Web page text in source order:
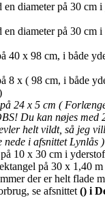
diameter på 30 cm
diameter på 30 cm
40 x 98 cm, i både
8 x ( 98 cm, i både
24 x 5 cm (
Du kan nøjes med
helt vildt, så jeg
nede i afsnittet Lynlås )
10 x 30 cm i
på 30 x 1,40
der er helt flade
se afsnittet () i